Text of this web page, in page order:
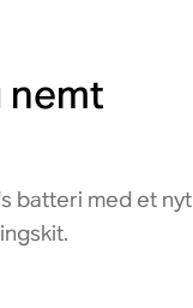
nemt
batteri med et nyt